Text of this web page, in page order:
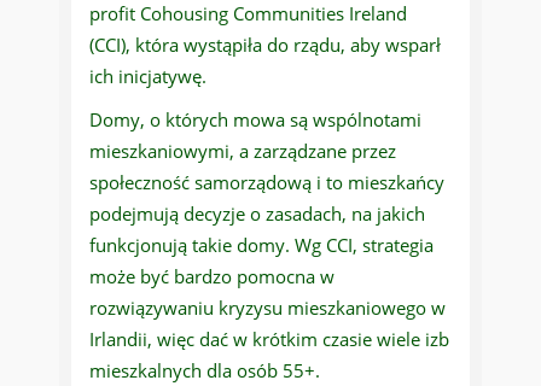
profit Cohousing Communities Ireland
(CCI), która wystąpiła do rządu, aby wsparł
ich inicjatywę.
Domy, o których mowa są wspólnotami
mieszkaniowymi, a zarządzane przez
społeczność samorządową i to mieszkańcy
podejmują decyzje o zasadach, na jakich
funkcjonują takie domy. Wg CCI, strategia
może być bardzo pomocna w
rozwiązywaniu kryzysu mieszkaniowego w
Irlandii, więc dać w krótkim czasie wiele izb
mieszkalnych dla osób 55+.